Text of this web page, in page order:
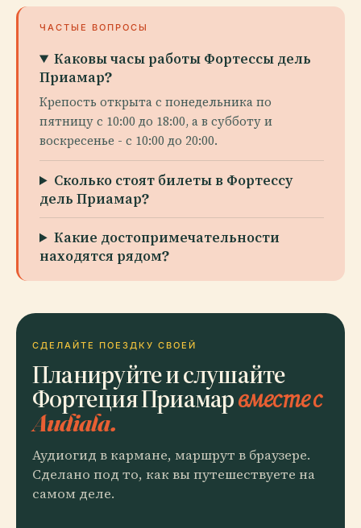
ЧАСТЫЕ ВОПРОСЫ
Каковы часы работы Фортессы дель
Приамар?
Крепость открыта с понедельника по
пятницу с 10:00 до 18:00, а в субботу и
воскресенье - с 10:00 до 20:00.
Сколько стоят билеты в Фортессу
дель Приамар?
Какие достопримечательности
находятся рядом?
СДЕЛАЙТЕ ПОЕЗДКУ СВОЕЙ
Планируйте и слушайте
Фортеция Приамарвместе с
Audiala.
Аудиогид в кармане, маршрут в браузере.
Сделано под то, как вы путешествуете на
самом деле.